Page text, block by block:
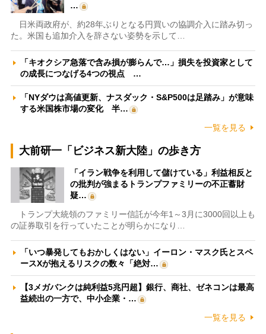
…
日米両政府が、約28年ぶりとなる円買いの協調介入に踏み切っ
た。米国も追加介入を辞さない姿勢を示して…
「キオクシア急落で含み損が膨らんで…」損失を投資家として
の成長につなげる4つの視点 …
「NYダウは高値更新、ナスダック・S&P500は足踏み」が意味
する米国株市場の変化 半…
一覧を見る
大前研一「ビジネス新大陸」の歩き方
「イラン戦争を利用して儲けている」利益相反と
の批判が強まるトランプファミリーの不正蓄財
疑…
トランプ大統領のファミリー信託が今年1～3月に3000回以上も
の証券取引を行っていたことが明らかになり…
「いつ暴発してもおかしくはない」イーロン・マスク氏とスペ
ースXが抱えるリスクの数々「絶対…
【3メガバンクは純利益5兆円超】銀行、商社、ゼネコンは最高
益続出の一方で、中小企業・…
一覧を見る